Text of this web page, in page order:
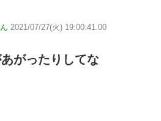
2021/07/27(火) 19:00:41.00
がったりしてな